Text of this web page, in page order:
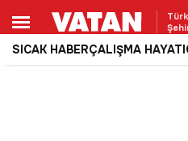
SICAK HABERÇALIŞMA HAYATI